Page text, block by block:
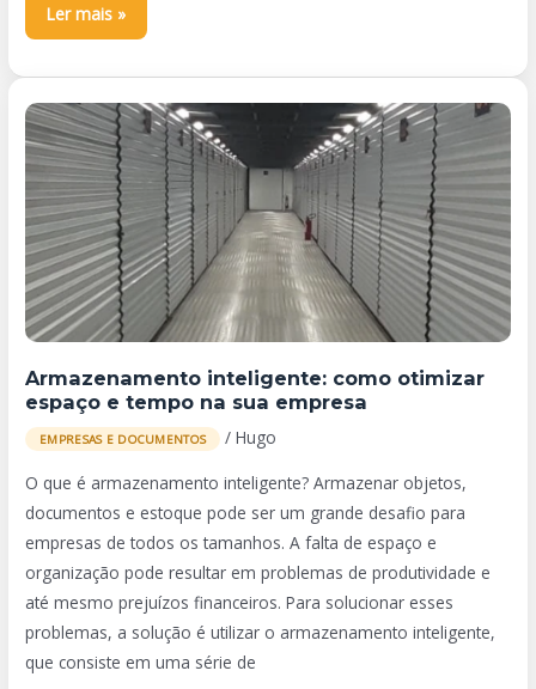
Ler mais »
Armazenamento inteligente: como otimizar
espaço e tempo na sua empresa
EMPRESAS E DOCUMENTOS /Hugo
O que é armazenamento inteligente? Armazenar objetos,
documentos e estoque pode ser um grande desafio para
empresas de todos os tamanhos. A falta de espaço e
organização pode resultar em problemas de produtividade e
até mesmo prejuízos financeiros. Para solucionar esses
problemas, a solução é utilizar o armazenamento inteligente,
que consiste em uma série de
Armazenamento
inteligente:
como
otimizar
espaço
e
tempo
na
empresa